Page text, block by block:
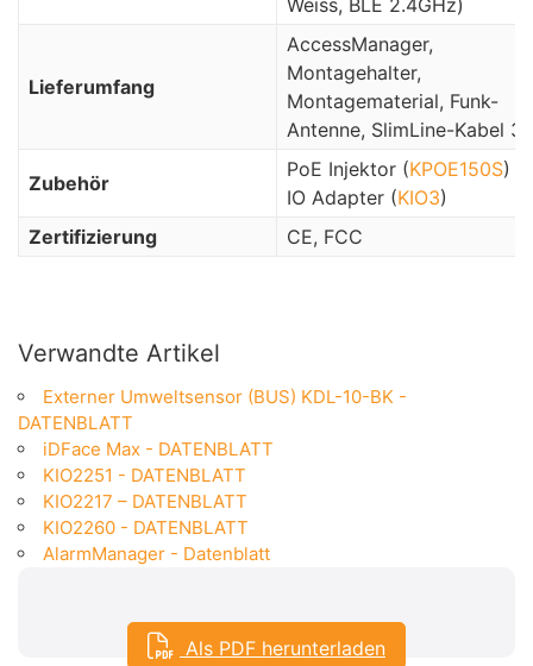
Weiss, BLE 2.4GHz)
Lieferumfang
AccessManager,
Montagehalter,
Montagematerial, Funk-
Antenne, SlimLine-Kabel
Zubehör
PoE Injektor (KPOE150S)
IO Adapter (KIO3)
Zertifizierung
CE, FCC
Verwandte Artikel
Externer Umweltsensor (BUS) KDL-10-BK -
DATENBLATT
iDFace Max - DATENBLATT
KIO2251 - DATENBLATT
KIO2217 – DATENBLATT
KIO2260 - DATENBLATT
AlarmManager - Datenblatt
Als PDF herunterladen